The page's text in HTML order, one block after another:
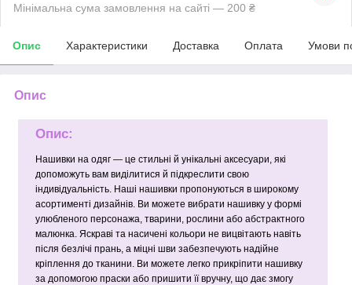
Мінімальна сума замовлення на сайті — 200 ₴
Опис Характеристики Доставка Оплата Умови
Опис
Опис:
Нашивки на одяг — це стильні й унікальні аксесуари, які
допоможуть вам виділитися й підкреслити свою
індивідуальність. Наші нашивки пропонуються в широкому
асортименті дизайнів. Ви можете вибрати нашивку у формі
улюбленого персонажа, тварини, рослини або абстрактного
малюнка. Яскраві та насичені кольори не вицвітають навіть
після безлічі прань, а міцні шви забезпечують надійне
кріплення до тканини. Ви можете легко прикріпити нашивку
за допомогою праски або пришити її вручну, що дає змогу